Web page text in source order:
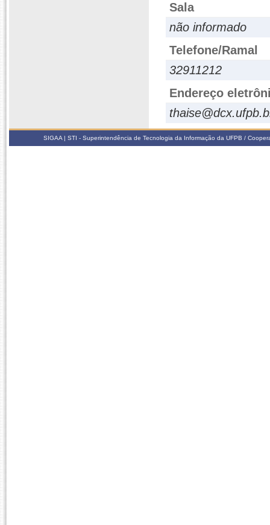
Sala
não informado
Telefone/Ramal
32911212
Endereço
SIGAA | STI - Superintendência de Tecnologia da Informação da UFPB /